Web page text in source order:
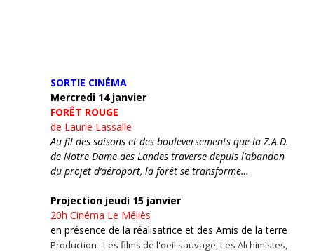
SORTIE CINÉMA
Mercredi 14 janvier
FORÊT ROUGE
de Laurie Lassalle
Au fil des saisons et des bouleversements que la Z.A.D.
de Notre Dame des Landes traverse depuis l’abandon
du projet d’aéroport, la forêt se transforme…
Projection jeudi 15 janvier
20h Cinéma Le Méliès
en présence de la réalisatrice et des Amis de la terre
Production : Les films de l'oeil sauvage, Les Alchimistes,